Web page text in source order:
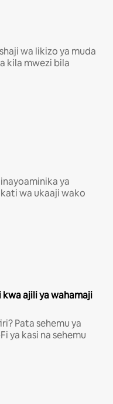
wa likizo ya muda
kila mwezi bila
ya
wa ukaaji wako
ajili ya wahamaji
Pata sehemu ya
ya kasi na sehemu